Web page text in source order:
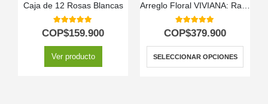
Caja de 12 Rosas Blancas
5.00out of 5
COP$159.900
Ver producto
5.00out of 5
COP$379.900
SELECCIONAR OPCIONES